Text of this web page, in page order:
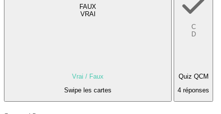
FAUX
VRAI
Vrai / Faux
Swipe les cartes
C
D
Quiz QCM
4 réponses